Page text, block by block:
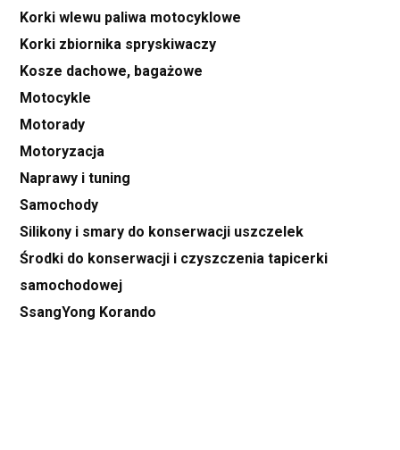
Korki wlewu paliwa motocyklowe
Korki zbiornika spryskiwaczy
Kosze dachowe, bagażowe
Motocykle
Motorady
Motoryzacja
Naprawy i tuning
Samochody
Silikony i smary do konserwacji uszczelek
Środki do konserwacji i czyszczenia tapicerki
samochodowej
SsangYong Korando